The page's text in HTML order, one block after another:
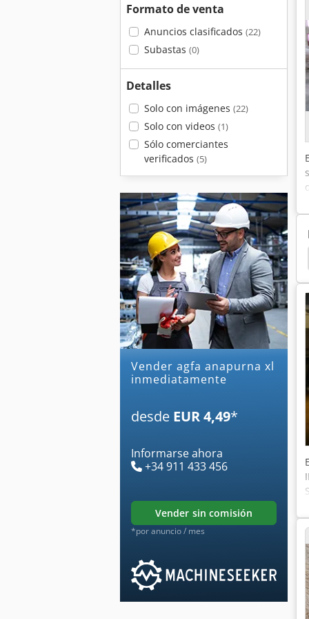
Formato de venta
Anuncios clasificados (22)
Subastas (0)
Detalles
Solo con imágenes (22)
Solo con videos (1)
Sólo comerciantes
verificados (5)
Vender agfa anapurna xl
inmediatamente
desde EUR 4,49*
Informarse ahora
+34 911 433 456
vender sin comisión
*por anuncio / mes
Impresion Digital Máquinas De Impresión